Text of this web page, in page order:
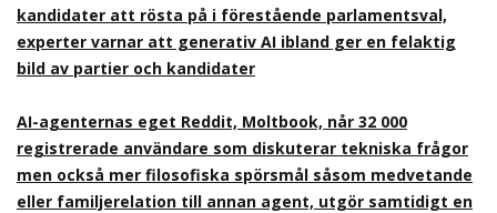
kandidater att rösta på i förestående parlamentsval,
experter varnar att generativ AI ibland ger en felaktig
bild av partier och kandidater
AI-agenternas eget Reddit, Moltbook, når 32 000
registrerade användare som diskuterar tekniska frågor
men också mer filosofiska spörsmål såsom medvetande
eller familjerelation till annan agent, utgör samtidigt en